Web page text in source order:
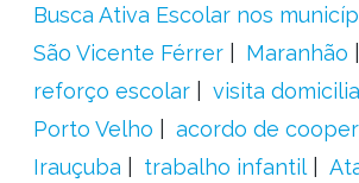
Busca Ativa Escolar nos
São Vicente Férrer
Maranhão
reforço escolar
visita
Porto Velho
acordo de
Irauçuba
trabalho infantil